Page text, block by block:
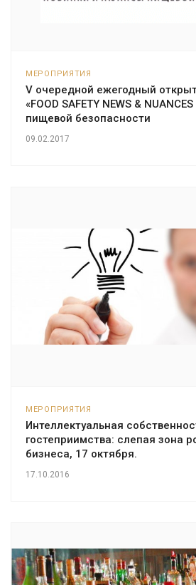
МЕРОПРИЯТИЯ
V очередной ежегодный
«FOOD SAFETY NEWS &
пищевой безопасности
09.02.2017
МЕРОПРИЯТИЯ
Интеллектуальная
гостеприимства: слепая зона
бизнеса, 17 октября.
17.10.2016